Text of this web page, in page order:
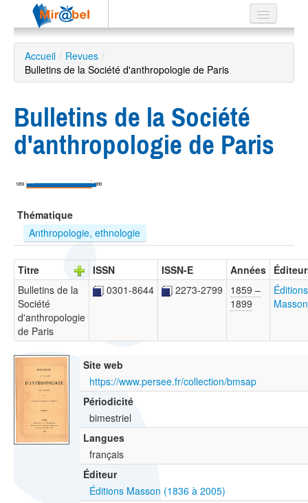
Le réseau
Soutien
avancée
ES
?
Accueil / Revues /
Bulletins de la Société d'anthropologie de Paris
Bulletins de la Société
d'anthropologie de Paris
1859 1899
Thématique
Anthropologie, ethnologie
Titre ISSN ISSN-E Années
Bulletins de la
Société
d'anthropologie
de Paris
0301-8644 2273-2799
1859 –
1899
Éditions
Masson
Site web
https://www.persee.fr/collection/bmsap
Périodicité
bimestriel
Langues
français
Éditeur
Éditions Masson (1836 à 2005)